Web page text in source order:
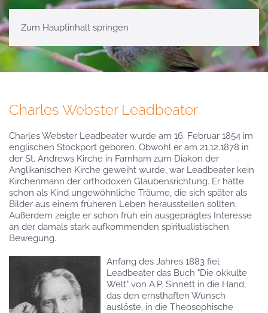
Zum Hauptinhalt springen
Charles Webster Leadbeater
Charles Webster Leadbeater wurde am 16. Februar 1854 im
englischen Stockport geboren. Obwohl er am 21.12.1878 in
der St. Andrews Kirche in Farnham zum Diakon der
Anglikanischen Kirche geweiht wurde, war Leadbeater kein
Kirchenmann der orthodoxen Glaubensrichtung. Er hatte
schon als Kind ungewöhnliche Träume, die sich später als
Bilder aus einem früheren Leben herausstellen sollten.
Außerdem zeigte er schon früh ein ausgeprägtes Interesse
an der damals stark aufkommenden spiritualistischen
Bewegung.
Anfang des Jahres 1883 fiel
Leadbeater das Buch "Die okkulte
Welt" von A.P. Sinnett in die Hand,
das den ernsthaften Wunsch
auslöste, in die Theosophische